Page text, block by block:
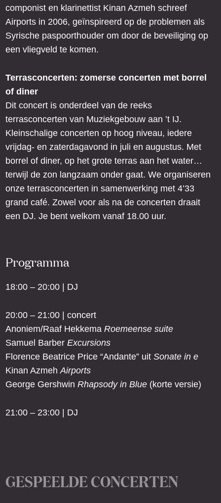
componist en klarinettist Kinan Azmeh schreef
Airports in 2006, geïnspireerd op de problemen als
Syrische paspoorthouder om door de beveiliging op
een vliegveld te komen.
Terrasconcerten: zomerse concerten met borrel
of diner
Dit concert is onderdeel van de reeks
terrasconcerten van Muziekgebouw aan ’t IJ.
Kleinschalige concerten op hoog niveau, iedere
vrijdag- en zaterdagavond in juli en augustus. Met
borrel of diner, op het grote terras aan het water…
terwijl de zon langzaam onder gaat. We organiseren
onze terrasconcerten in samenwerking met 4’33
grand café. Zowel voor als na de concerten draait
een DJ. Je bent welkom vanaf 18.00 uur.
Programma
18:00 – 20:00 | DJ
20:00 – 21:00 | concert
Anoniem/Raaf Hekkema Roemeense suite
Samuel Barber Excursions
Florence Beatrice Price “Andante” uit Sonate in e
Kinan Azmeh Airports
George Gershwin Rhapsody in Blue (korte versie)
21:00 – 23:00 | DJ
GESPEELDE CONCERTEN